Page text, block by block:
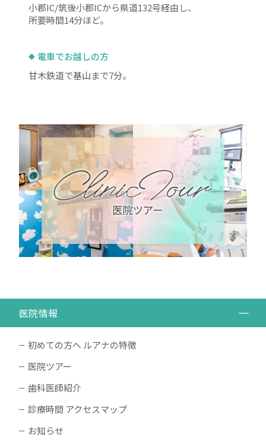
小郡IC/筑後小郡ICから県道132号経由し、
所要時間14分ほど。
電車でお越しの方
甘木鉄道で基山まで7分。
医院情報
初めての方へ ルアナの特徴
医院ツアー
歯科医師紹介
診療時間 アクセスマップ
お知らせ